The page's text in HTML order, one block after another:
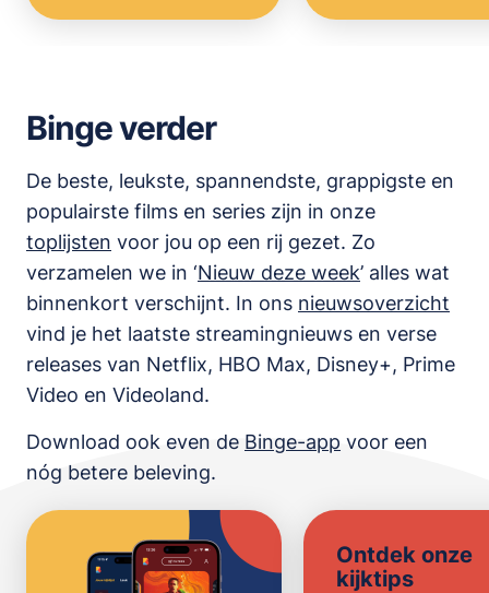
Binge verder
De beste, leukste, spannendste, grappigste en
populairste films en series zijn in onze
toplijsten voor jou op een rij gezet. Zo
verzamelen we in ‘Nieuw deze week’ alles wat
binnenkort verschijnt. In ons nieuwsoverzicht
vind je het laatste streamingnieuws en verse
releases van Netflix, HBO Max, Disney+, Prime
Video en Videoland.
Download ook even de Binge-app voor een
nóg betere beleving.
Ontdek onze
kijktips